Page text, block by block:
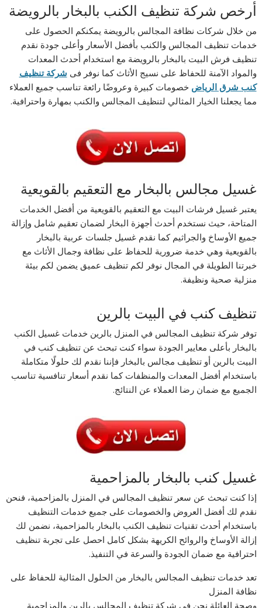
أرخص شركة تنظيف الكنب بالبخار بالرويضة
من خلال شركات نظافة المجالس بالرويضة يمكنكم الحصول على
خدمات تنظيف المجالس والكنب بأفضل الأسعار وأعلى جودة نقدم
تنظيف فرش البيت بالبخار بالرويضة مع استخدام أحدث المعدات
والمواد الآمنة للحفاظ على نسيج الأثاث كما نوفر فى شركة تنظيف
كنب شرق الرياض خصومات كبيرة وعروضًا رائعة تناسب جميع العملاء
مما يجعلنا الخيار المثالي لتنظيف المجالس والكنب بمهارة واحترافية.
غسيل مجالس بالبخار مع التعقيم بالقويعية
يعتبر غسيل فرشات البيت مع التعقيم بالقويعية من أفضل الخدمات
المتاحة، حيث نستخدم أحدث أجهزة البخار لضمان تعقيم شامل وإزالة
جميع الأوساخ والجراثيم كما نقدم غسيل جلسات عربية بالبخار
بالقويعية وهي خدمة ضرورية للحفاظ على نظافة وجمال الأثاث مع
خبرتنا الطويلة في المجال نوفر لكم تنظيف عميق يضمن لكم بيئة
منزلية صحية ونظيفة.
تنظيف كنب في البيت بالرين
توفر شركة تنظيف المجالس في المنزل بالرين خدمات غسيل الكنب
بالبخار بأعلى معايير الجودة سواء كنت تبحث عن تنظيف كنب في
البيت بالرين أو تنظيف مجالس بالبخار فإننا نقدم لك حلولًا متكاملة
باستخدام أفضل المعدات والمنظفات كما نقدم أسعار تنافسية تناسب
الجميع مع ضمان رضا العملاء عن النتائج.
غسيل كنب بالبخار بالمزاحمية
إذا كنت تبحث عن سعر تنظيف المجالس في المنزل بالمزاحمية، فنحن
نقدم لك أفضل العروض والخصومات على جميع خدمات التنظيف
باستخدام أحدث تقنيات تنظيف الكنب بالبخار بالمزاحمية، نضمن لك
إزالة الأوساخ والروائح الكريهة بشكل كامل احصل على تجربة تنظيف
احترافية مع ضمان الجودة والسرعة في التنفيذ.
تعد خدمات تنظيف المجالس بالبخار من الحلول المثالية للحفاظ على
نظافة المنزل
وصحة العائلة نحن في شركة تنظيف المجالس بالرين والمزاحمية